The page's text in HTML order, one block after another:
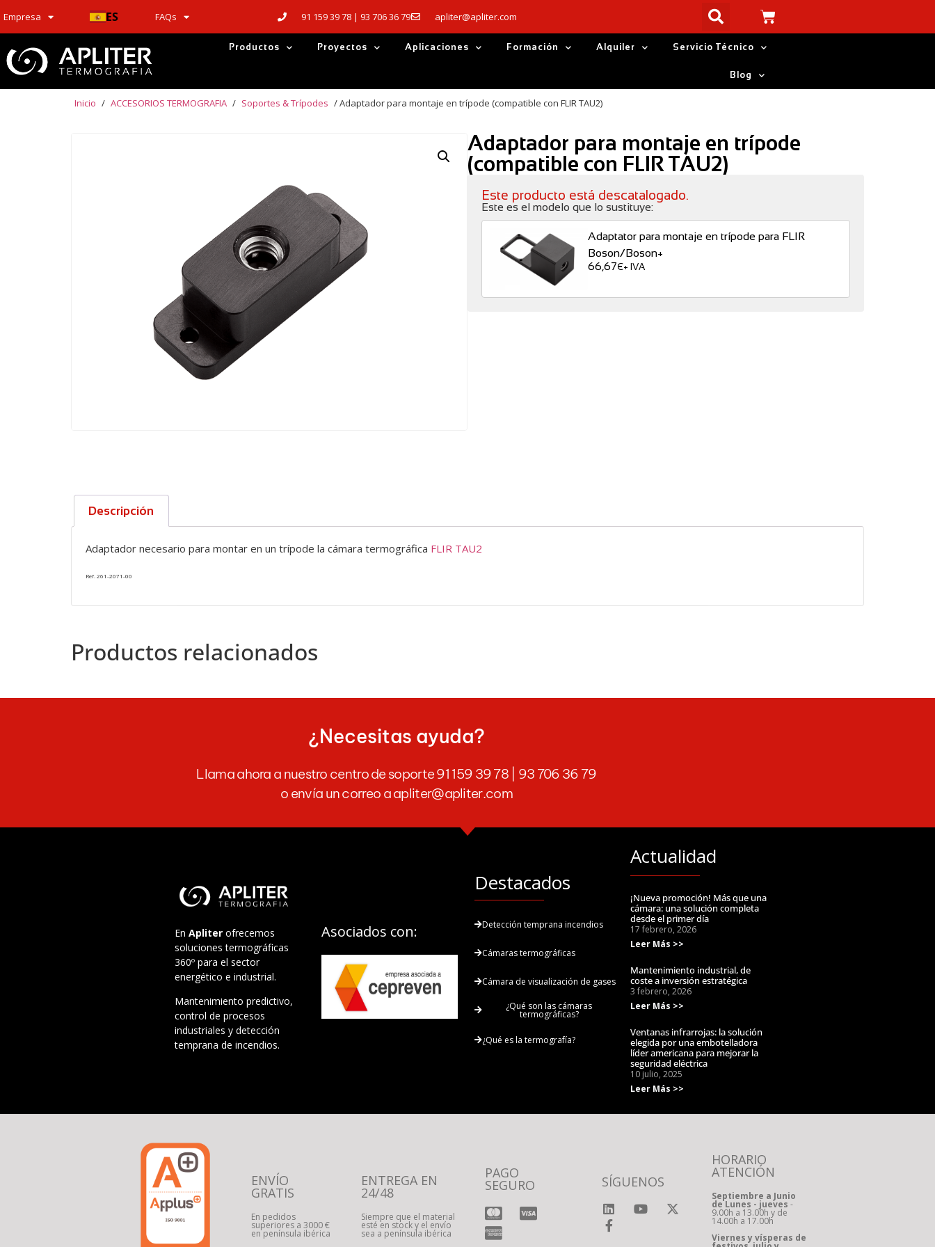
Empresa ES FAQs 91 159 39 78 | 93 706 36 79 apliter@apliter.com
Productos Proyectos Aplicaciones Formación Alquiler Servicio Técnico
Blog
Inicio / ACCESORIOS TERMOGRAFIA / Soportes & Trípodes / Adaptador para montaje en trípode (compatible con FLIR TAU2)
Adaptador para montaje en trípode
(compatible con FLIR TAU2)
Este producto está descatalogado.
Este es el modelo que lo sustituye:
Adaptator para montaje en trípode para FLIR
Boson/Boson+
66,67€+ IVA
Descripción
Adaptador necesario para montar en un trípode la cámara termográfica FLIR TAU2
Ref. 261-2071-00
Productos relacionados
¿Necesitas ayuda?
Llama ahora a nuestro centro de soporte 91 159 39 78 | 93 706 36 79
o envía un correo a apliter@apliter.com
En Apliterofrecemos
soluciones termográficas
360º para el sector
energético e industrial.
Mantenimiento predictivo,
control de procesos
industriales y detección
temprana de incendios.
Asociados con:
Destacados
Detección temprana incendios
Cámaras termográficas
Cámara de visualización de gases
¿Qué son las cámaras
termográficas?
¿Qué es la termografía?
Actualidad
¡Nueva promoción! Más que una
cámara: una solución completa
desde el primer día
17 febrero, 2026
Leer Más >>
Mantenimiento industrial, de
coste a inversión estratégica
3 febrero, 2026
Leer Más >>
Ventanas infrarrojas: la solución
elegida por una embotelladora
líder americana para mejorar la
seguridad eléctrica
10 julio, 2025
Leer Más >>
ENVÍO
GRATIS
En pedidos
superiores a 3000 €
en península ibérica
ENTREGA EN
24/48
Siempre que el material
esté en stock y el envío
sea a península ibérica
PAGO
SEGURO SÍGUENOS
HORARIO
ATENCIÓN
Septiembre a Junio
de Lunes - jueves -
9.00h a 13.00h y de
14.00h a 17.00h
Viernes y vísperas de